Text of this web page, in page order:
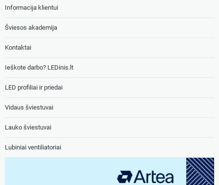
Informacija klientui
Šviesos akademija
Kontaktai
Ieškote darbo? LEDinis.lt
LED profiliai ir priedai
Vidaus šviestuvai
Lauko šviestuvai
Lubiniai ventiliatoriai